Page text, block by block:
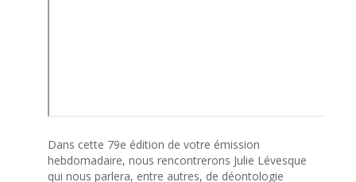
Dans cette 79e édition de votre émission
hebdomadaire, nous rencontrerons Julie Lévesque
qui nous parlera, entre autres, de déontologie